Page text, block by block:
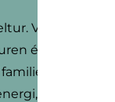
Vi sørgede
ér rejsen.
for
når man